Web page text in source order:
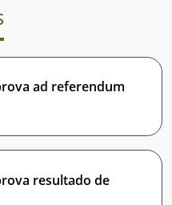
ad referendum
resultado de